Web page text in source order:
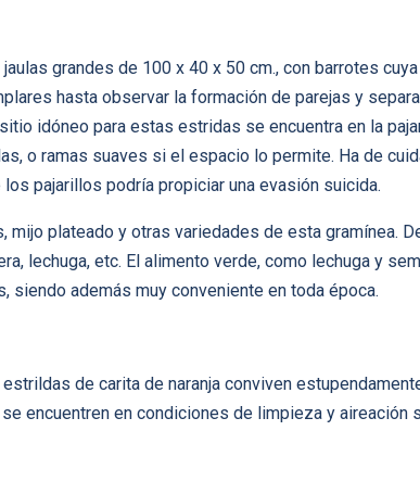
grandes de 100 x 40 x 50 cm., con barrotes
hasta observar la formación de parejas y
idóneo para estas estridas se encuentra en la
o ramas suaves si el espacio lo permite. Ha de
pajarillos podría propiciar una evasión suicida.
plateado y otras variedades de esta gramínea.
lechuga, etc. El alimento verde, como lechuga y
siendo además muy conveniente en toda época.
de carita de naranja conviven
encuentren en condiciones de limpieza y aireación